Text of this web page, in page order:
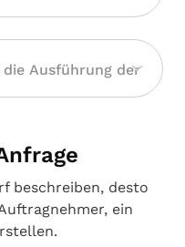
beschreiben, desto
ein